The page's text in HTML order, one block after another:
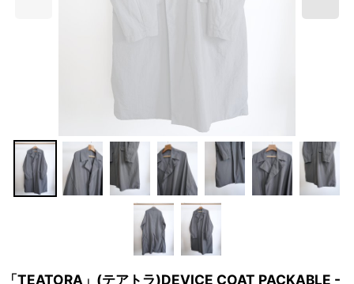
「TEATORA」(テアトラ)DEVICE COAT PACKABLE -